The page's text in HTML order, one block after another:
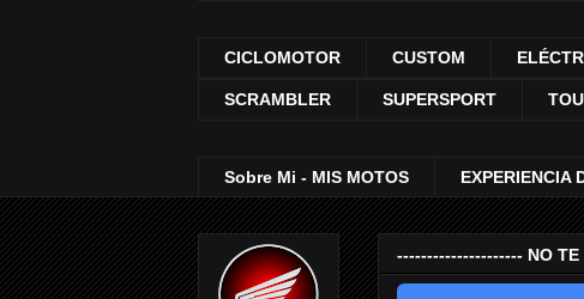
CICLOMOTOR CUSTOM
SCRAMBLER SUPERSPORT
Sobre Mi - MIS MOTOS EXPERIENCIA
--------------------- NO TE